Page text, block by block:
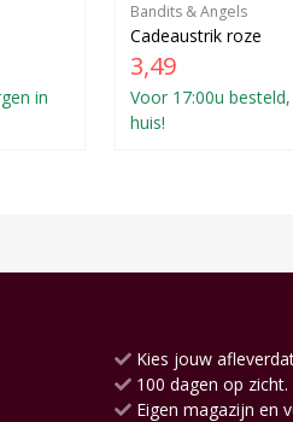
in
Bandits & Angels
Cadeaustrik roze
3,49
Voor 17:00u
huis!
Kies jouw
100 dagen op zicht.
Eigen magazijn en